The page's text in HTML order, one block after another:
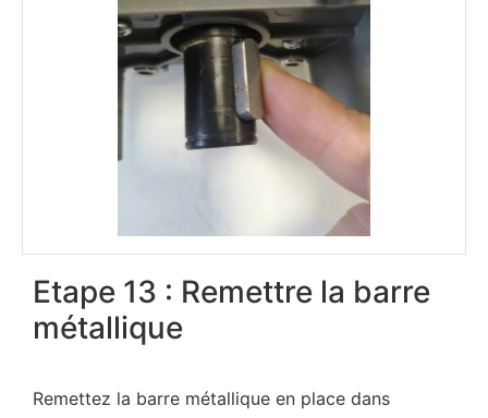
Etape 13 : Remettre la barre
métallique
Remettez la barre métallique en place dans